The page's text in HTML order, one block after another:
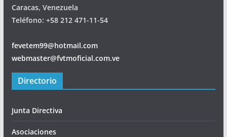
Caracas, Venezuela
Teléfono: +58 212 471-11-54
fevetem99@hotmail.com
webmaster@fvtmoficial.com.ve
Directorio
Junta Directiva
Asociaciones